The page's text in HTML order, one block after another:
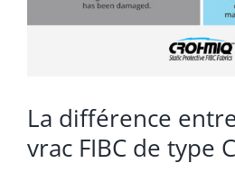
La différence
vrac FIBC de type